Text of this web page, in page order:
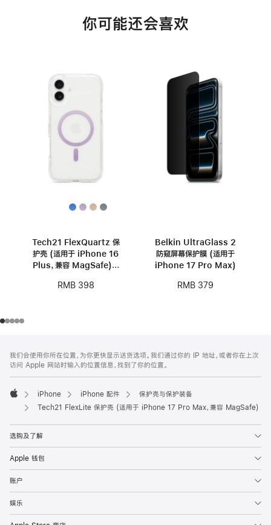
你可能还会喜欢
Tech21 FlexQuartz 保
护壳 (适用于 iPhone 16
Plus，兼容 MagSafe) -
RMB 398
Belkin UltraGlass 2
防窥屏幕保护膜 (适用于
iPhone 17 Pro Max)
RMB 379
页
页
脚
注
我们会使用你所在位置，为你更快显示送货选项。我们通过你的 IP 地址，或者你在上次
访问 Apple 网站时输入的位置信息，找到了你的位置。
Apple
iPhone iPhone 配件
保护壳与保护装备
Tech21 FlexLite 保护壳 (适用于 iPhone 17 Pro Max，兼容 MagSafe)
选购及了解
Apple 钱包
账户
娱乐